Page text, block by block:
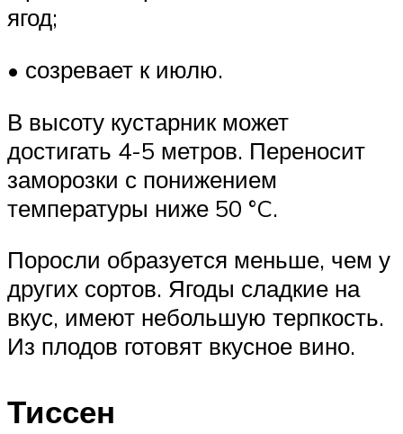
ягод;
• созревает к июлю.
В высоту кустарник может
достигать 4-5 метров. Переносит
заморозки с понижением
температуры ниже 50 °C.
Поросли образуется меньше, чем у
других сортов. Ягоды сладкие на
вкус, имеют небольшую терпкость.
Из плодов готовят вкусное вино.
Тиссен